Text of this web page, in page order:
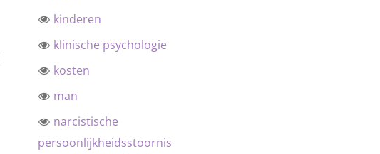
kinderen
klinische psychologie
kosten
man
narcistische
persoonlijkheidsstoornis